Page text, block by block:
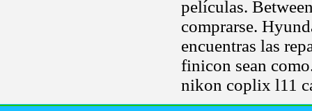
películas.
comprarse.
encuentras las
finicon sean
nikon coplix l11